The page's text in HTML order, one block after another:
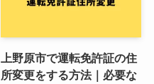
上野原市で運転免許証の住
所変更をする方法｜必要な